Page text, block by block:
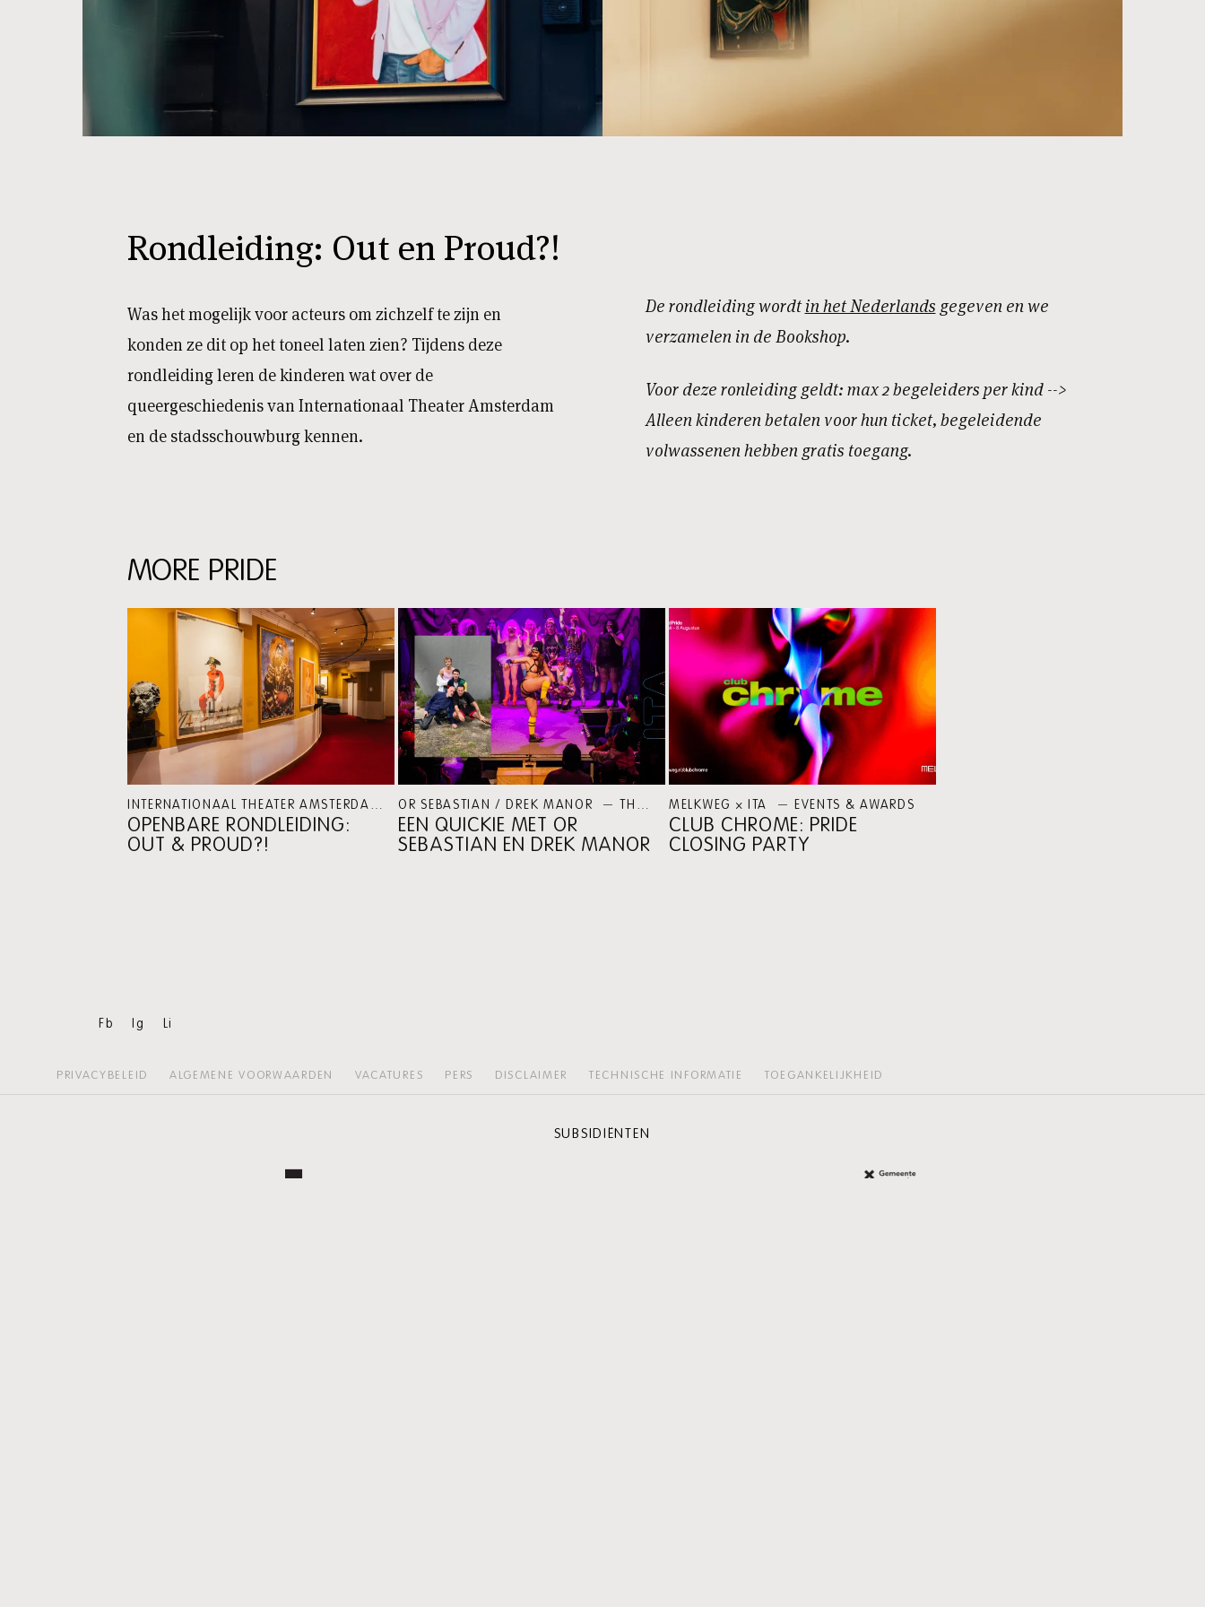
Rondleiding: Out en Proud?!
Was het mogelijk voor acteurs om zichzelf te zijn en
konden ze dit op het toneel laten zien? Tijdens deze
rondleiding leren de kinderen wat over de
queergeschiedenis van Internationaal Theater Amsterdam
en de stadsschouwburg kennen.
De rondleiding wordtin het Nederlands gegeven en we
verzamelen in de Bookshop.
Voor deze ronleiding geldt: max 2 begeleiders per kind -->
Alleen kinderen betalen voor hun ticket, begeleidende
volwassenen hebben gratis toegang.
MORE PRIDE
content:
INTERNATIONAAL THEATER AMSTERDAM PERSPECTIEF
OPENBARE RONDLEIDING:
OUT & PROUD?!
OR SEBASTIAN / DREK MANOR THEATER
EEN QUICKIE MET OR
SEBASTIAN EN DREK MANOR
MELKWEG × ITA EVENTS & AWARDS
CLUB CHROME: PRIDE
CLOSING PARTY
Fb Ig Li
PRIVACYBELEID ALGEMENE VOORWAARDEN VACATURES PERS DISCLAIMER TECHNISCHE INFORMATIE TOEGANKELIJKHEID
SUBSIDIËNTEN